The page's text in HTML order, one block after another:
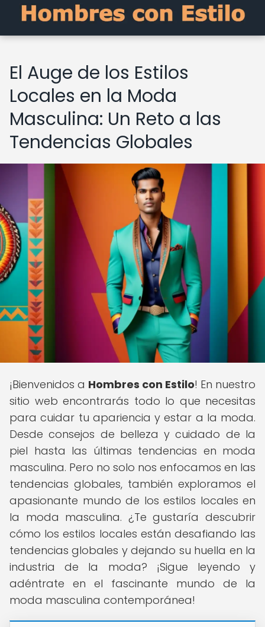
El Auge de los Estilos
Locales en la Moda
Masculina: Un Reto a las
Tendencias Globales
¡Bienvenidos a Hombres con Estilo! En nuestro
sitio web encontrarás todo lo que necesitas
para cuidar tu apariencia y estar a la moda.
Desde consejos de belleza y cuidado de la
piel hasta las últimas tendencias en moda
masculina. Pero no solo nos enfocamos en las
tendencias globales, también exploramos el
apasionante mundo de los estilos locales en
la moda masculina. ¿Te gustaría descubrir
cómo los estilos locales están desafiando las
tendencias globales y dejando su huella en la
industria de la moda? ¡Sigue leyendo y
adéntrate en el fascinante mundo de la
moda masculina contemporánea!